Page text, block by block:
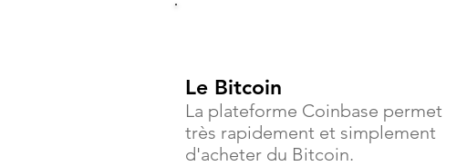
Le Bitcoin
La plateforme Coinbase permet
très rapidement et simplement
d'acheter du Bitcoin.